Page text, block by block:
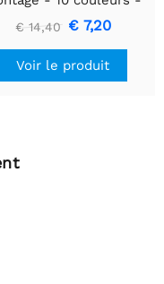
- multiconducteur
€ 14,40 € 7,20
Voir le produit